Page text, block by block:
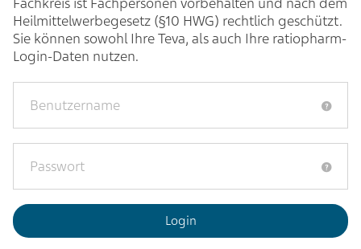
Heilmittelwerbegesetz (§10 HWG) rechtlich geschützt.
Sie können sowohl Ihre Teva, als auch Ihre ratiopharm-
Login-Daten nutzen.